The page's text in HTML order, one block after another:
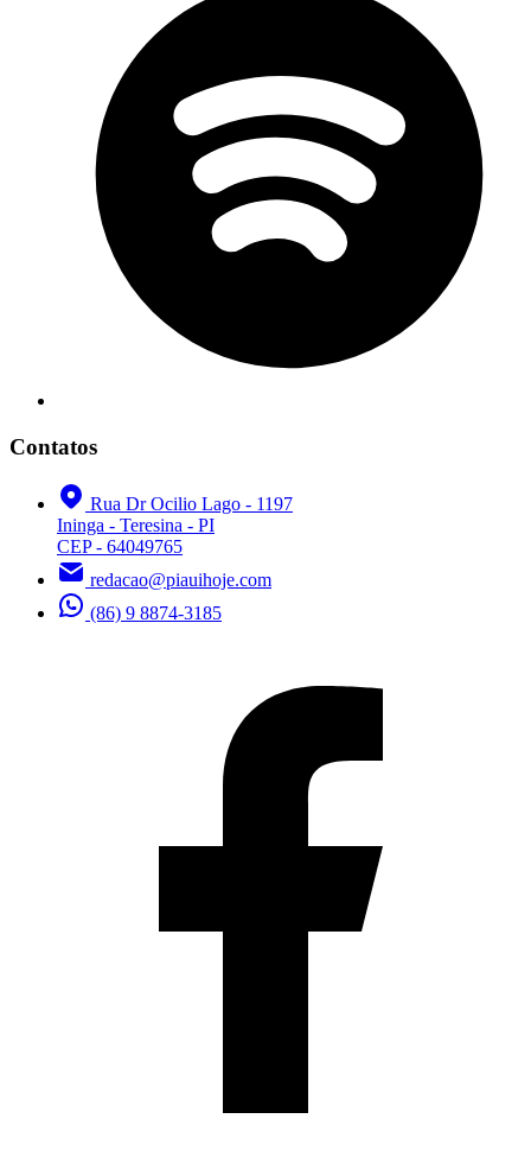
Contatos
Rua Dr Ocilio Lago - 1197
Ininga - Teresina - PI
CEP - 64049765
redacao@piauihoje.com
(86) 9 8874-3185